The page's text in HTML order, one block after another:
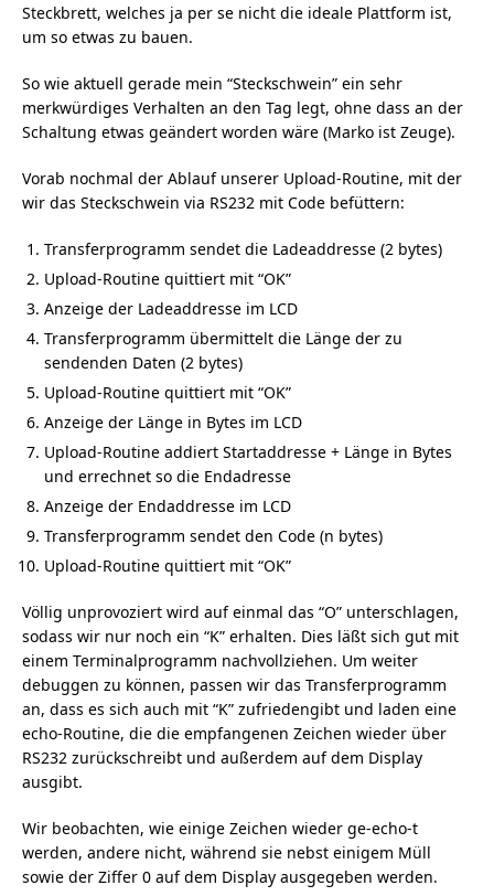
Steckbrett, welches ja per se nicht die ideale Plattform ist,
um so etwas zu bauen.
So wie aktuell gerade mein “Steckschwein” ein sehr
merkwürdiges Verhalten an den Tag legt, ohne dass an der
Schaltung etwas geändert worden wäre (Marko ist Zeuge).
Vorab nochmal der Ablauf unserer Upload-Routine, mit der
wir das Steckschwein via RS232 mit Code befüttern:
Transferprogramm sendet die Ladeaddresse (2 bytes)
Upload-Routine quittiert mit “OK”
Anzeige der Ladeaddresse im LCD
Transferprogramm übermittelt die Länge der zu
sendenden Daten (2 bytes)
Upload-Routine quittiert mit “OK”
Anzeige der Länge in Bytes im LCD
Upload-Routine addiert Startaddresse + Länge in Bytes
und errechnet so die Endadresse
Anzeige der Endaddresse im LCD
Transferprogramm sendet den Code (n bytes)
Upload-Routine quittiert mit “OK”
Völlig unprovoziert wird auf einmal das “O” unterschlagen,
sodass wir nur noch ein “K” erhalten. Dies läßt sich gut mit
einem Terminalprogramm nachvollziehen. Um weiter
debuggen zu können, passen wir das Transferprogramm
an, dass es sich auch mit “K” zufriedengibt und laden eine
echo-Routine, die die empfangenen Zeichen wieder über
RS232 zurückschreibt und außerdem auf dem Display
ausgibt.
Wir beobachten, wie einige Zeichen wieder ge-echo-t
werden, andere nicht, während sie nebst einigem Müll
sowie der Ziffer 0 auf dem Display ausgegeben werden.